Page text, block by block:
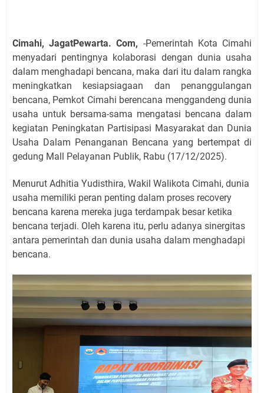
Cimahi, JagatPewarta. Com, -Pemerintah Kota Cimahi
menyadari pentingnya kolaborasi dengan dunia usaha
dalam menghadapi bencana, maka dari itu dalam rangka
meningkatkan kesiapsiagaan dan penanggulangan
bencana, Pemkot Cimahi berencana menggandeng dunia
usaha untuk bersama-sama mengatasi bencana dalam
kegiatan Peningkatan Partisipasi Masyarakat dan Dunia
Usaha Dalam Penanganan Bencana yang bertempat di
gedung Mall Pelayanan Publik, Rabu (17/12/2025).
Menurut Adhitia Yudisthira, Wakil Walikota Cimahi, dunia
usaha memiliki peran penting dalam proses recovery
bencana karena mereka juga terdampak besar ketika
bencana terjadi. Oleh karena itu, perlu adanya sinergitas
antara pemerintah dan dunia usaha dalam menghadapi
bencana.